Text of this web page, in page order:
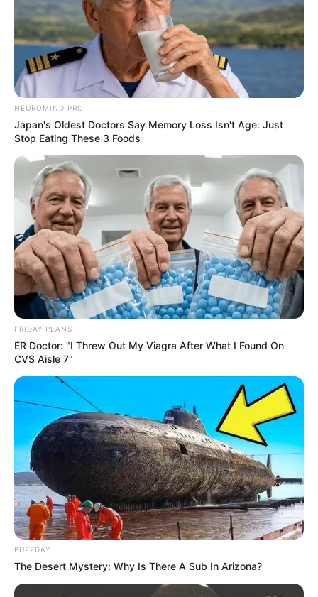
NEUROMIND PRO
Japan's Oldest Doctors Say Memory Loss Isn't Age: Just
Stop Eating These 3 Foods
FRIDAY PLANS
ER Doctor: "I Threw Out My Viagra After What I Found On
CVS Aisle 7"
BUZZDAY
The Desert Mystery: Why Is There A Sub In Arizona?